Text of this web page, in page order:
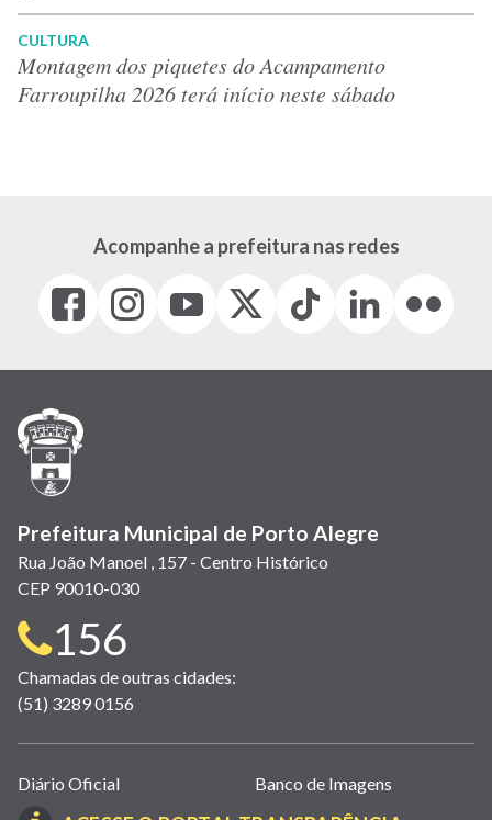
CULTURA
Montagem dos piquetes do Acampamento
Farroupilha 2026 terá início neste sábado
Acompanhe a prefeitura nas redes
Facebook
(link
em
janela)
Instagram
(link
em
(link
em
(Antigo
(link
Tiktok
(link
em
LinkedIn
(link
em
(link
em
Prefeitura Municipal de Porto Alegre
Rua João Manoel , 157 - Centro Histórico
CEP 90010-030
Telefone
para
contato:
156
Chamadas de outras cidades:
(51) 3289 0156
Links
úteis
Diário Oficial Banco de Imagens